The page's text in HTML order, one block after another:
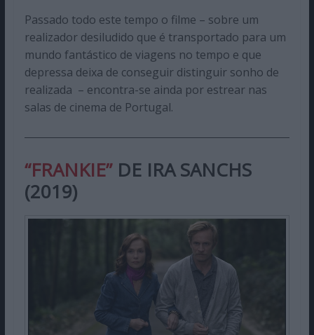
Passado todo este tempo o filme – sobre um
realizador desiludido que é transportado para um
mundo fantástico de viagens no tempo e que
depressa deixa de conseguir distinguir sonho de
realizada – encontra-se ainda por estrear nas
salas de cinema de Portugal.
“FRANKIE”DE IRA SANCHS
(2019)